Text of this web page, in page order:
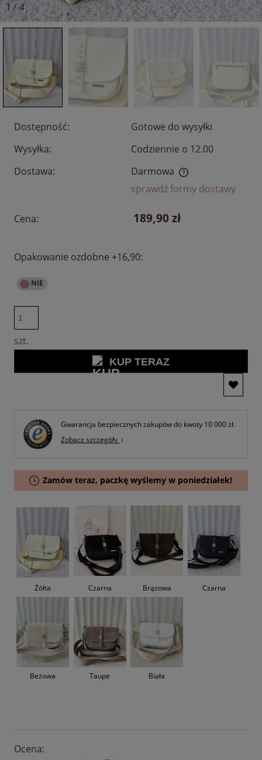
1 /4
Dostępność:
Gotowe do wysyłki
Wysyłka:
Codziennie o 12.00
Dostawa:
Darmowa
Cena nie zawiera ewentualnych kosztów płatności
sprawdź formy dostawy
Cena: 189,90 zł
Żółta Czarna Brązowa Czarna
Beżowa Taupe Biała
Opakowanie ozdobne +16,90:
szt.
KUP TERAZ
Gwarancja bezpiecznych zakupów do kwoty 10 000 zł.
Zobacz szczegóły
Zamów teraz, paczkę wyślemy w poniedziałek!
Ocena: